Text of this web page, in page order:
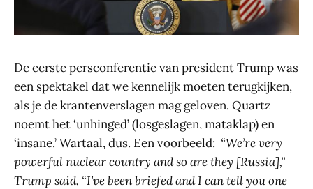
De eerste persconferentie van president Trump was
een spektakel dat we kennelijk moeten terugkijken,
als je de krantenverslagen mag geloven. Quartz
noemt het ‘unhinged’ (losgeslagen, mataklap) en
‘insane.’ Wartaal, dus. Een voorbeeld: “We’re very
powerful nuclear country and so are they [Russia],”
Trump said. “I’ve been briefed and I can tell you one